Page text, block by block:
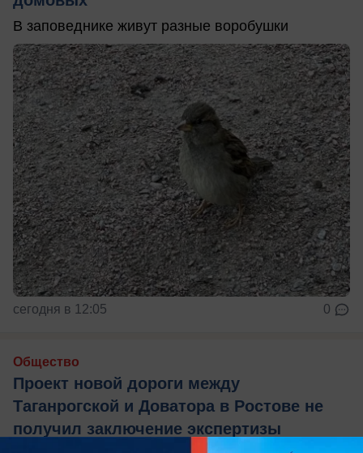
В заповеднике живут разные воробушки
сегодня в 12:05 0
Общество
Проект новой дороги между
Таганрогской и Доватора в Ростове не
получил заключение экспертизы